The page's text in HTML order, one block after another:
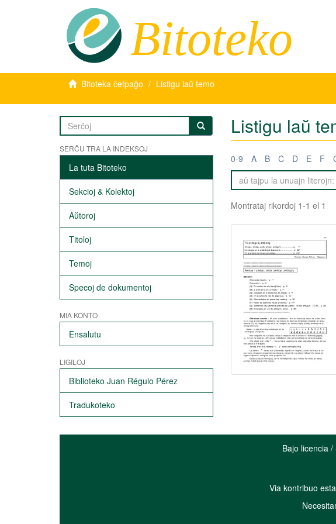
Bitoteko
Bitoteka ĉefpaĝo Listigu laŭ temo
SERĈU TRA LA INDEKSOJ
La tuta Bitoteko
Sekcioj & Kolektoj
Aŭtoroj
Titoloj
Temoj
Specoj de dokumentoj
MIA KONTO
Ensalutu
LIGILOJ
Biblioteko Juan Régulo Pérez
Tradukoteko
Listigu laŭ
0-9 A B C D E F
Montrataj rikordoj 1-1 el 1
Bajo licencia
Via kontribuo